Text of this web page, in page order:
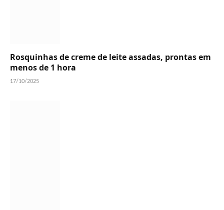
Rosquinhas de creme de leite assadas, prontas em
menos de 1 hora
17/10/2025